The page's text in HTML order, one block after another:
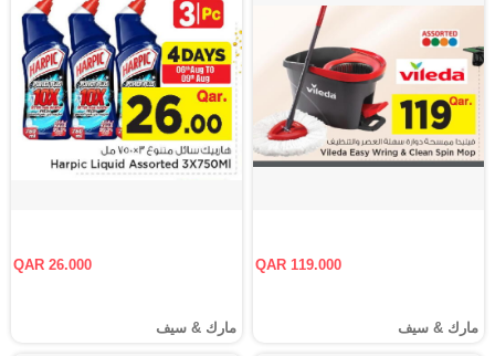
QAR 119.000
مارك & سيف
QAR 26.000
مارك & سيف